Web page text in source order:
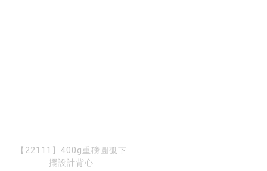
【22111】400g重磅圓弧下
擺設計背心